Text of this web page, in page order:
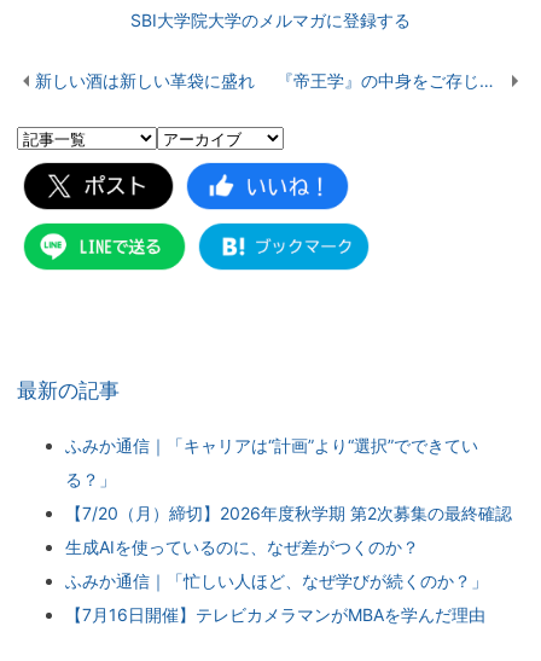
SBI大学院大学のメルマガに登録する
新しい酒は新しい革袋に盛れ 『帝王学』の中身をご存じですか？
最新の記事
ふみか通信｜「キャリアは“計画”より“選択”でできてい
る？」
【7/20（月）締切】2026年度秋学期 第2次募集の最終確認
生成AIを使っているのに、なぜ差がつくのか？
ふみか通信｜「忙しい人ほど、なぜ学びが続くのか？」
【7月16日開催】テレビカメラマンがMBAを学んだ理由